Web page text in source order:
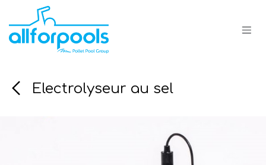
Se rendre au contenu
Electrolyseur au sel